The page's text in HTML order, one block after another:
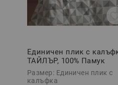
Единичен плик с
ТАЙЛЪР, 100% Памук
Ранфорс, 2 части
Размер: Единичен плик с
калъфка